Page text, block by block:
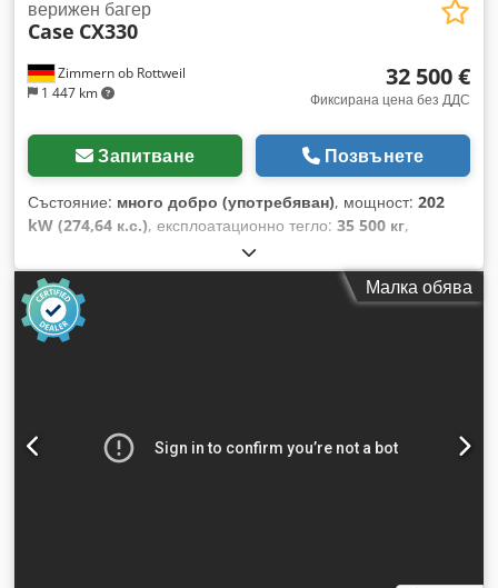
Zimmern ob Rottweil
1 447 km
верижен багер
Case CX330
32 500 €
Фиксирана цена без ДДС
Запитване Позвънете
Състояние: много добро (употребяван), мощност: 202
kW (274,64 к.с.), експлоатационно тегло: 35 500 кг,
70 процент
производство:2006, часове на работа:9 139 h,
Оборудване:
, CASE CX330 Година на
производство: 2006 Работни часове: 9139 часа Затворена
кабина Климатик Радио Централизирана смазочна система
работи, необходим е ремонт Ходова част – около 70% в
добро състояние Опорни плочи – 600 мм ширина Двигател
Малка обява